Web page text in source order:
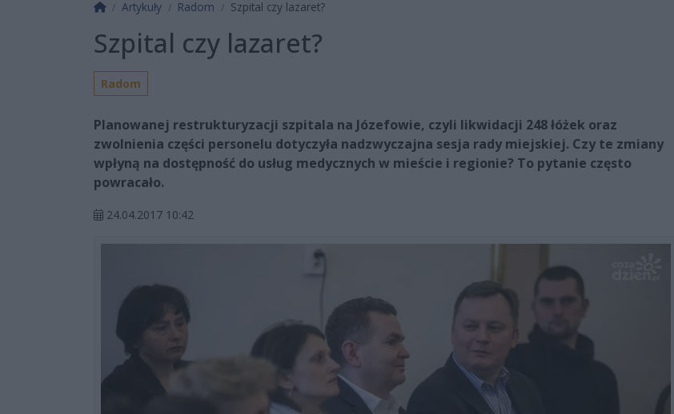
Strona główna
Artykuły Radom Szpital czy lazaret?
Szpital czy lazaret?
Radom
Planowanej restrukturyzacji szpitala na Józefowie, czyli likwidacji 248 łóżek oraz
zwolnienia części personelu dotyczyła nadzwyczajna sesja rady miejskiej. Czy te zmiany
wpłyną na dostępność do usług medycznych w mieście i regionie? To pytanie często
powracało.
24.04.2017 10:42